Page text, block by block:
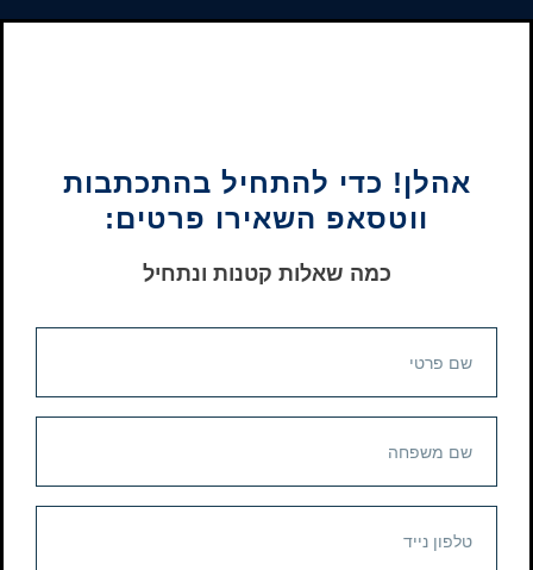
אהלן! כדי להתחיל בהתכתבות
ווטסאפ השאירו פרטים:
כמה שאלות קטנות ונתחיל